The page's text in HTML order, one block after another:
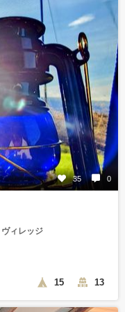
35 0
ィレッジ
15 13